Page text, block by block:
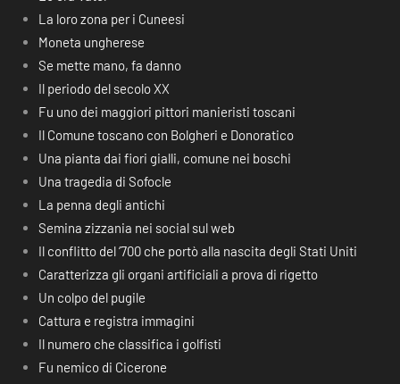
La loro zona per i Cuneesi
Moneta ungherese
Se mette mano, fa danno
Il periodo del secolo XX
Fu uno dei maggiori pittori manieristi toscani
Il Comune toscano con Bolgheri e Donoratico
Una pianta dai fiori gialli, comune nei boschi
Una tragedia di Sofocle
La penna degli antichi
Semina zizzania nei social sul web
Il conflitto del ‘700 che portò alla nascita degli Stati Uniti
Caratterizza gli organi artificiali a prova di rigetto
Un colpo del pugile
Cattura e registra immagini
Il numero che classifica i golfisti
Fu nemico di Cicerone